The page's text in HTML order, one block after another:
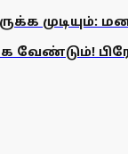
முடியும்: